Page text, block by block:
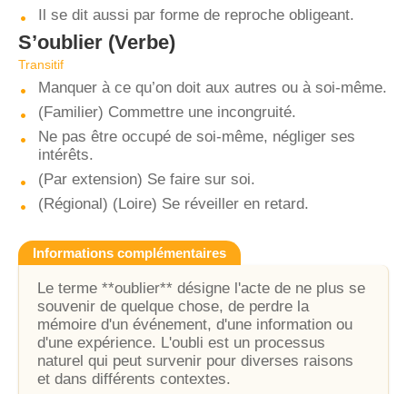
Il se dit aussi par forme de reproche obligeant.
S’oublier (Verbe)
Transitif
Manquer à ce qu’on doit aux autres ou à soi-même.
(Familier) Commettre une incongruité.
Ne pas être occupé de soi-même, négliger ses
intérêts.
(Par extension) Se faire sur soi.
(Régional) (Loire) Se réveiller en retard.
Informations complémentaires
Le terme **oublier** désigne l'acte de ne plus se
souvenir de quelque chose, de perdre la
mémoire d'un événement, d'une information ou
d'une expérience. L'oubli est un processus
naturel qui peut survenir pour diverses raisons
et dans différents contextes.